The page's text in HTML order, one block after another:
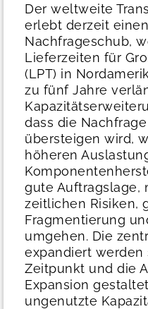
Der weltweite
erlebt derzeit
Nachfrageschub,
Lieferzeiten für
(LPT) in
zu fünf Jahre
dass die
übersteigen wird,
höheren
gute Auftragslage,
zeitlichen Risiken,
Fragmentierung
umgehen. Die
expandiert
Zeitpunkt und die
Expansion
ungenutzte